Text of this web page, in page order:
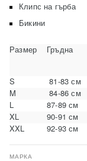
Клипс на гърба
Бикини
Размер Гръдна
S
81-83 см
M
84-86 см
L
87-89 см
XL
90-91 см
XXL
92-93 см
МАРКА